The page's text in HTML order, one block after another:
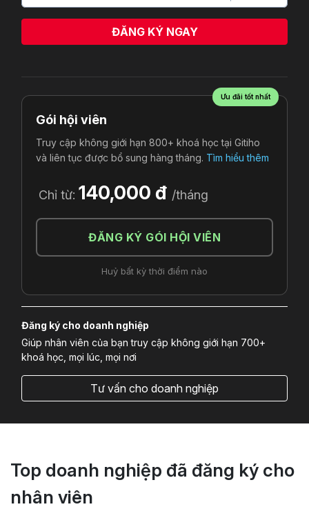
ĐĂNG KÝ NGAY
Ưu đãi tốt nhất
Gói hội viên
Truy cập không giới hạn 800+ khoá học tại Gitiho
và liên tục được bổ sung hàng tháng. Tìm hiểu thêm
Chỉ từ: 140,000 đ /tháng
ĐĂNG KÝ GÓI HỘI VIÊN
Huỷ bất kỳ thời điểm nào
Đăng ký cho doanh nghiệp
Giúp nhân viên của bạn truy cập không giới hạn 700+
khoá học, mọi lúc, mọi nơi
Tư vấn cho doanh nghiệp
Top doanh nghiệp đã đăng ký cho
nhân viên